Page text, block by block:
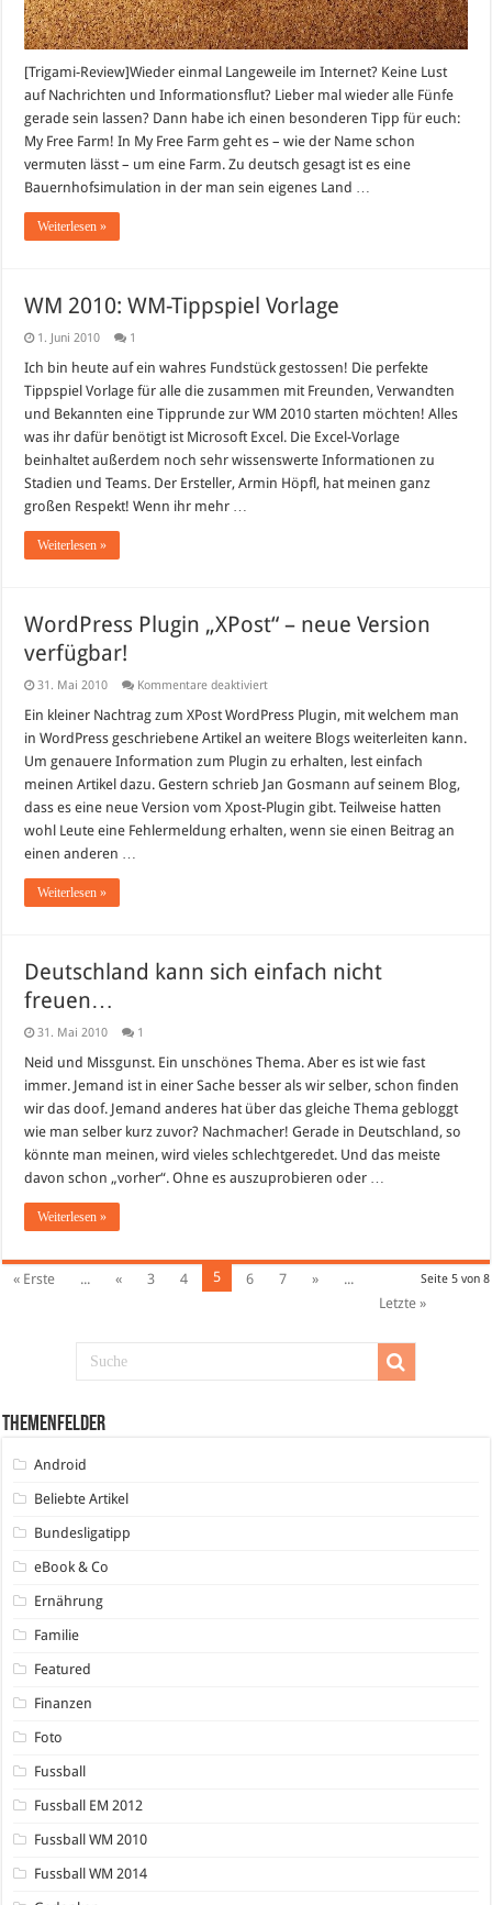
[Trigami-Review]Wieder einmal Langeweile im Internet? Keine Lust
auf Nachrichten und Informationsflut? Lieber mal wieder alle Fünfe
gerade sein lassen? Dann habe ich einen besonderen Tipp für euch:
My Free Farm! In My Free Farm geht es – wie der Name schon
vermuten lässt – um eine Farm. Zu deutsch gesagt ist es eine
Bauernhofsimulation in der man sein eigenes Land …
Weiterlesen »
WM 2010: WM-Tippspiel Vorlage
1. Juni 2010 1
Ich bin heute auf ein wahres Fundstück gestossen! Die perfekte
Tippspiel Vorlage für alle die zusammen mit Freunden, Verwandten
und Bekannten eine Tipprunde zur WM 2010 starten möchten! Alles
was ihr dafür benötigt ist Microsoft Excel. Die Excel-Vorlage
beinhaltet außerdem noch sehr wissenswerte Informationen zu
Stadien und Teams. Der Ersteller, Armin Höpfl, hat meinen ganz
großen Respekt! Wenn ihr mehr …
Weiterlesen »
WordPress Plugin „XPost“ – neue Version
verfügbar!
31. Mai 2010 Kommentare deaktiviertfür
Plugin
–
neue
Version
verfügbar!
Ein kleiner Nachtrag zum XPost WordPress Plugin, mit welchem man
in WordPress geschriebene Artikel an weitere Blogs weiterleiten kann.
Um genauere Information zum Plugin zu erhalten, lest einfach
meinen Artikel dazu. Gestern schrieb Jan Gosmann auf seinem Blog,
dass es eine neue Version vom Xpost-Plugin gibt. Teilweise hatten
wohl Leute eine Fehlermeldung erhalten, wenn sie einen Beitrag an
einen anderen …
Weiterlesen »
Deutschland kann sich einfach nicht
freuen…
31. Mai 2010 1
Neid und Missgunst. Ein unschönes Thema. Aber es ist wie fast
immer. Jemand ist in einer Sache besser als wir selber, schon finden
wir das doof. Jemand anderes hat über das gleiche Thema gebloggt
wie man selber kurz zuvor? Nachmacher! Gerade in Deutschland, so
könnte man meinen, wird vieles schlechtgeredet. Und das meiste
davon schon „vorher“. Ohne es auszuprobieren oder …
Weiterlesen »
Seite 5 von 8
« Erste ... « 3 4 5 6 7 »
...
Letzte »
Themenfelder
Android
Beliebte Artikel
Bundesligatipp
eBook & Co
Ernährung
Familie
Featured
Finanzen
Foto
Fussball
Fussball EM 2012
Fussball WM 2010
Fussball WM 2014